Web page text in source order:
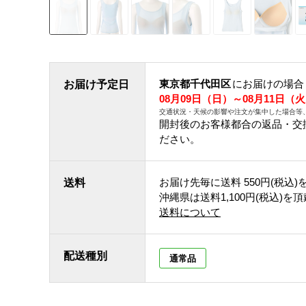
お届け予定日 東京都千代田区にお届けの場合
08月09日（日）～08月11日（
交通状況・天候の影響や注文が集中した場合
開封後のお客様都合の返品・
ださい。
送料 お届け先毎に送料 550円(税込)
沖縄県は送料1,100円(税込)を
送料について
配送種別 通常品